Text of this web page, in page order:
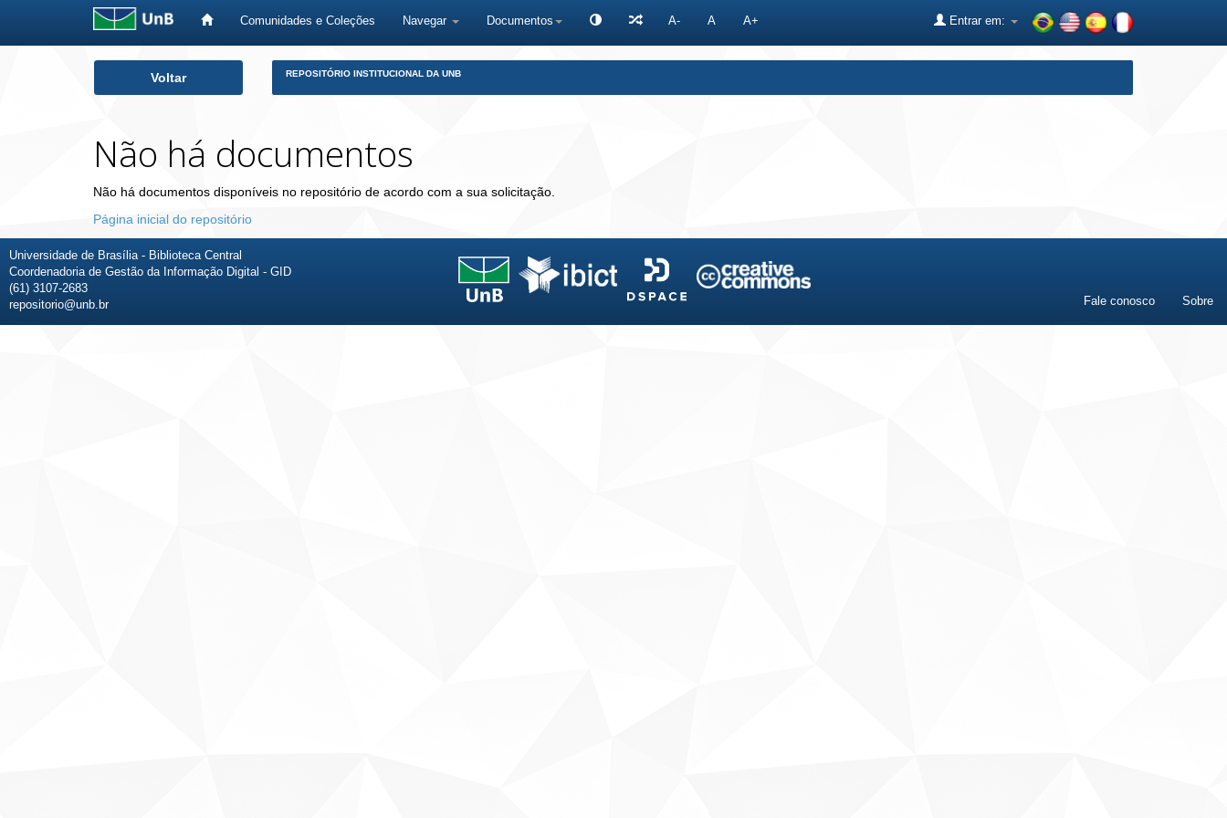
Comunidades e Coleções Navegar Documentos A- A A+ Entrar em:
Voltar REPOSITÓRIO INSTITUCIONAL DA UNB
Não há documentos
Não há documentos disponíveis no repositório de acordo com a sua solicitação.
Página inicial do repositório
Universidade de Brasília - Biblioteca Central
Coordenadoria de Gestão da Informação Digital - GID
(61) 3107-2683
repositorio@unb.br
Fale conosco Sobre